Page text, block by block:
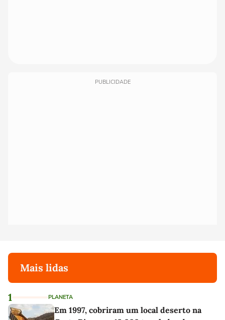
PUBLICIDADE
Mais lidas
1 PLANETA
Em 1997, cobriram um local deserto na